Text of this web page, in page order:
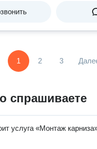
1 2 3
спрашиваете
услуга «Монтаж